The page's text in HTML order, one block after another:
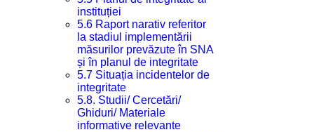
instituției
5.6 Raport narativ referitor
la stadiul implementării
măsurilor prevăzute în SNA
și în planul de integritate
5.7 Situația incidentelor de
integritate
5.8. Studii/ Cercetări/
Ghiduri/ Materiale
informative relevante